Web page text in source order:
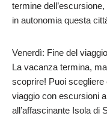
termine
in autonomia questa
Venerdì: Fine del
La vacanza termina,
scoprire! Puoi scegliere
viaggio con escursioni
all’affascinante Isola di